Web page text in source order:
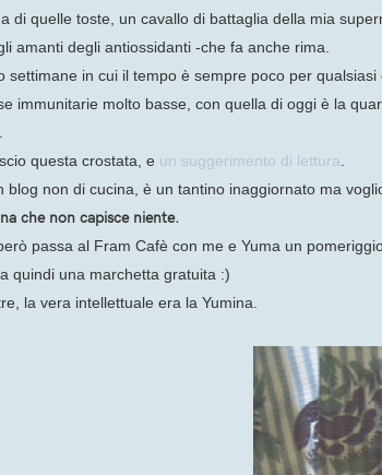
di quelle toste, un cavallo di battaglia della mia
amanti degli antiossidanti -che fa anche rima.
settimane in cui il tempo è sempre poco per
immunitarie molto basse, con quella di oggi è la
questa crostata, e un suggerimento di lettura
blog non di cucina, è un tantino inaggiornato ma
che non capisce niente.
passa al Fram Cafè con me e Yuma un
quindi una marchetta gratuita :)
la vera intellettuale era la Yumina.